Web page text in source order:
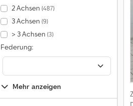
2 Achsen (487)
3 Achsen (9)
> 3 Achsen (3)
Federung:
Mehr anzeigen